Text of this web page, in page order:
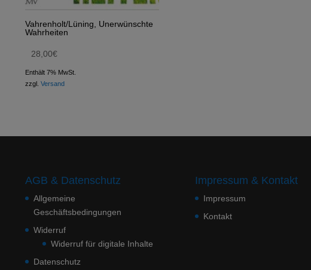
Vahrenholt/Lüning, Unerwünschte
Wahrheiten
28,00€
Enthält 7% MwSt.
zzgl. Versand
AGB & Datenschutz
Allgemeine
Geschäftsbedingungen
Widerruf
Widerruf für digitale Inhalte
Datenschutz
Impressum & Kontakt
Impressum
Kontakt